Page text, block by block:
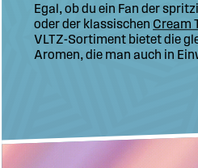
Egal, ob du ein Fan der
oder der klassischen Cream
VLTZ-Sortiment bietet die
Aromen, die man auch in